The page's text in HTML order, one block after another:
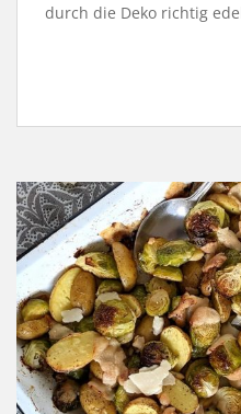
durch die Deko richtig